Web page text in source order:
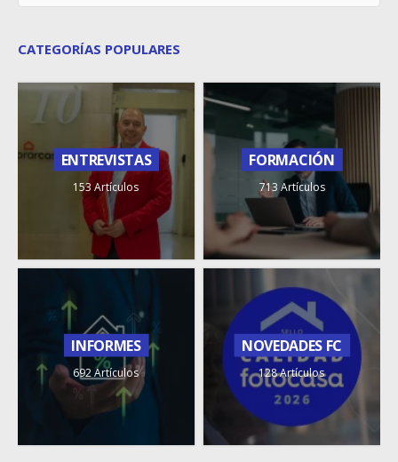
CATEGORÍAS POPULARES
ENTREVISTAS
153 Artículos
FORMACIÓN
713 Artículos
INFORMES
692 Artículos
NOVEDADES FC
128 Artículos